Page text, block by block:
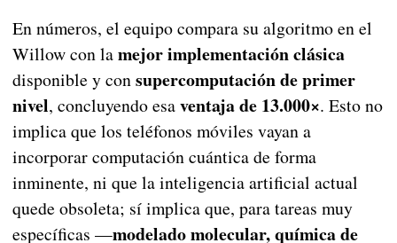
En números, el equipo compara su algoritmo en el
Willow con lamejor implementación clásica
disponible y consupercomputación de primer
nivel, concluyendo esaventaja de 13.000×. Esto no
implica que los teléfonos móviles vayan a
incorporar computación cuántica de forma
inminente, ni que la inteligencia artificial actual
quede obsoleta; sí implica que, para tareas muy
específicas —modelado molecular, química de